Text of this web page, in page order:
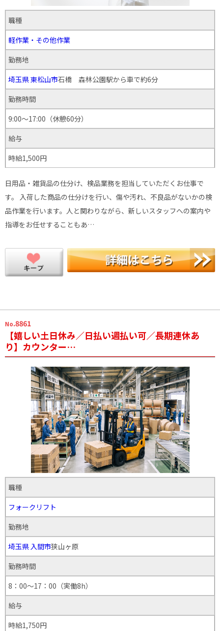
職種
軽作業・その他作業
勤務地
埼玉県東松山市石橋 森林公園駅から車で約6分
勤務時間
9:00〜17:00（休憩60分）
給与
時給1,500円
日用品・雑貨品の仕分け、検品業務を担当していただくお仕事で
す。 入荷した商品の仕分けを行い、傷や汚れ、不良品がないかの検
品作業を行います。人と関わりながら、新しいスタッフへの案内や
指導をお任せすることもあ…
No.8861
【嬉しい土日休み／日払い週払い可／長期連休あ
り】カウンター…
職種
フォークリフト
勤務地
埼玉県 入間市狭山ヶ原
勤務時間
8：00～17：00（実働8h）
給与
時給1,750円